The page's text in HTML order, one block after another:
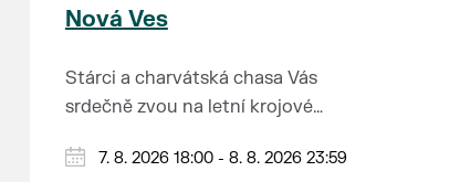
Nová Ves
Stárci a charvátská chasa Vás
srdečně zvou na letní krojové
PÁTEK 7. srpna
7. 8. 2026 18:00 - 8. 8. 2026 23:59